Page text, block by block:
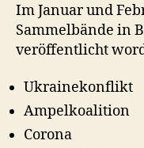
Im Januar und
Sammelbände in
veröffentlicht
Ukrainekonflikt
Ampelkoalition
Corona